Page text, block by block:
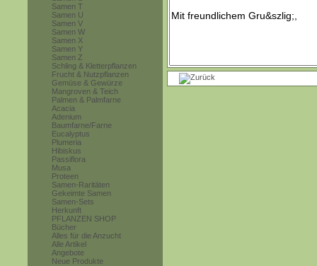
Samen T
Samen U
Samen V
Samen W
Samen X
Samen Y
Samen Z
Schling & Kletterpflanzen
Frucht & Nutzpflanzen
Gemüse & Gewürze
Mangroven & Teich
Palmen & Palmfarne
Acacia
Adenium
Baumfarne/Farne
Eucalyptus
Plumeria
Hibiskus
Passiflora
Musa
Proteen
Samen-Raritäten
Gekeimte Samen
Samen-Sets
Herkunft
PFLANZEN SHOP
Bücher
Alles für die Anzucht
Alle Artikel
Angebote
Neue Produkte